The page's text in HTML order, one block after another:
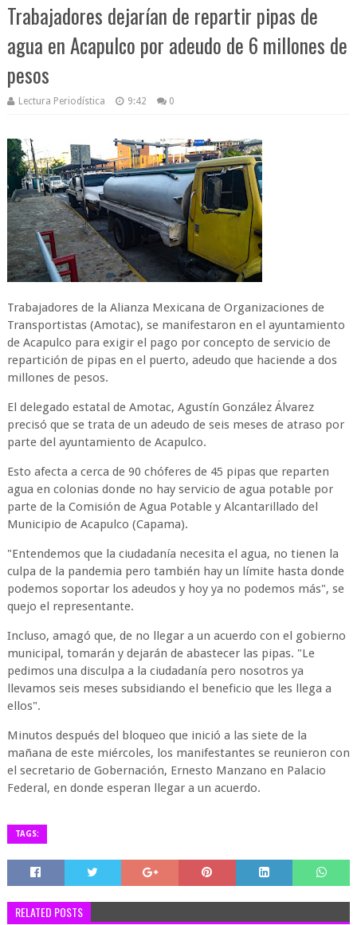
Trabajadores dejarían de repartir pipas de
agua en Acapulco por adeudo de 6 millones de
pesos
Lectura Periodística 9:42 0
Trabajadores de la Alianza Mexicana de Organizaciones de
Transportistas (Amotac), se manifestaron en el ayuntamiento
de Acapulco para exigir el pago por concepto de servicio de
repartición de pipas en el puerto, adeudo que haciende a dos
millones de pesos.
El delegado estatal de Amotac, Agustín González Álvarez
precisó que se trata de un adeudo de seis meses de atraso por
parte del ayuntamiento de Acapulco.
Esto afecta a cerca de 90 chóferes de 45 pipas que reparten
agua en colonias donde no hay servicio de agua potable por
parte de la Comisión de Agua Potable y Alcantarillado del
Municipio de Acapulco (Capama).
"Entendemos que la ciudadanía necesita el agua, no tienen la
culpa de la pandemia pero también hay un límite hasta donde
podemos soportar los adeudos y hoy ya no podemos más", se
quejo el representante.
Incluso, amagó que, de no llegar a un acuerdo con el gobierno
municipal, tomarán y dejarán de abastecer las pipas. "Le
pedimos una disculpa a la ciudadanía pero nosotros ya
llevamos seis meses subsidiando el beneficio que les llega a
ellos".
Minutos después del bloqueo que inició a las siete de la
mañana de este miércoles, los manifestantes se reunieron con
el secretario de Gobernación, Ernesto Manzano en Palacio
Federal, en donde esperan llegar a un acuerdo.
TAGS:
RELATED POSTS